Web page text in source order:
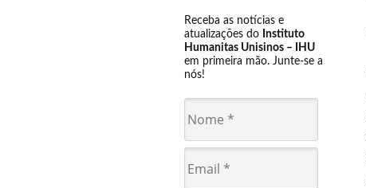
Receba as notícias e
atualizações do Instituto
Humanitas Unisinos – IHU
em primeira mão. Junte-se a
nós!